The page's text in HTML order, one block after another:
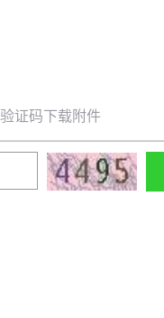
证码下载附件